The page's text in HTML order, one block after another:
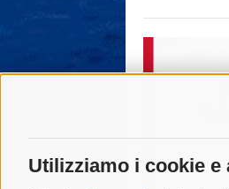
Utilizziamo i cookie e